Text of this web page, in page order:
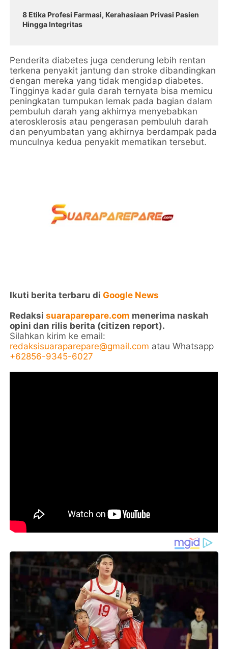
8 Etika Profesi Farmasi, Kerahasiaan Privasi Pasien
Hingga Integritas
Penderita diabetes juga cenderung lebih rentan
terkena penyakit jantung dan stroke dibandingkan
dengan mereka yang tidak mengidap diabetes.
Tingginya kadar gula darah ternyata bisa memicu
peningkatan tumpukan lemak pada bagian dalam
pembuluh darah yang akhirnya menyebabkan
aterosklerosis atau pengerasan pembuluh darah
dan penyumbatan yang akhirnya berdampak pada
munculnya kedua penyakit mematikan tersebut.
Ikuti berita terbaru diGoogle News
Redaksisuaraparepare.com menerima naskah
opini dan rilis berita (citizen report).
Silahkan kirim ke email:
redaksisuaraparepare@gmail.com atau Whatsapp
+62856-9345-6027